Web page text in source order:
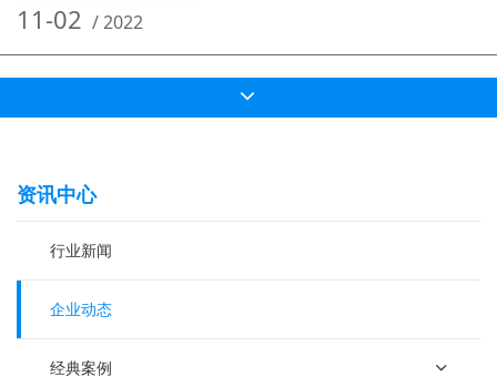
在不同的实验楼甚至校区，这些教室不仅承担各种基础教学、计算机课程
的教学实验、学生自主
11-02 /2022
资讯中心
行业新闻
企业动态
经典案例